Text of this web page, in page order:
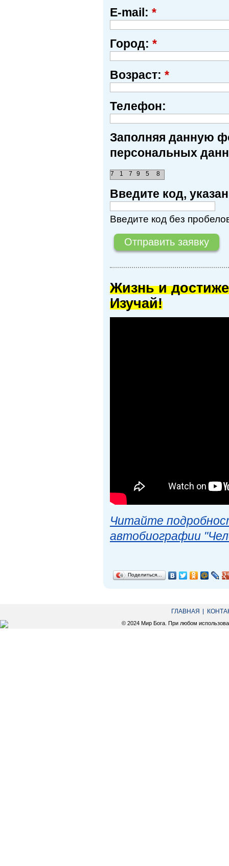
E-mail: *
Город: *
Возраст: *
Телефон:
Заполняя данную
персональных
8
7 5
9
1
7
Введите код,
Введите код без
Жизнь и
Изучай!
Читайте
автобиографии
Поделиться…
ГЛАВНАЯ
© 2024 Мир Бога. При любом